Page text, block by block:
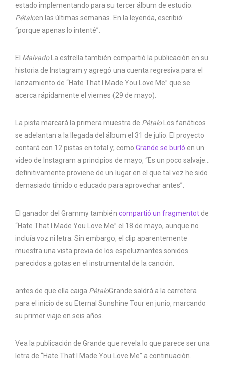
estado implementando para su tercer álbum de estudio.
Pétaloen las últimas semanas. En la leyenda, escribió:
“porque apenas lo intenté”.
El Malvado
La estrella también compartió la publicación en su
historia de Instagram y agregó una cuenta regresiva para el
lanzamiento de “Hate That I Made You Love Me” que se
acerca rápidamente el viernes (29 de mayo).
La pista marcará la primera muestra de Pétalo
Los fanáticos
se adelantan a la llegada del álbum el 31 de julio. El proyecto
contará con 12 pistas en total y, como Grande se burló en un
video de Instagram a principios de mayo, “Es un poco salvaje…
definitivamente proviene de un lugar en el que tal vez he sido
demasiado tímido o educado para aprovechar antes”.
El ganador del Grammy también compartió un fragmentot de
“Hate That I Made You Love Me” el 18 de mayo, aunque no
incluía voz ni letra. Sin embargo, el clip aparentemente
muestra una vista previa de los espeluznantes sonidos
parecidos a gotas en el instrumental de la canción.
antes de que ella caiga PétaloGrande saldrá a la carretera
para el inicio de su Eternal Sunshine Tour en junio, marcando
su primer viaje en seis años.
Vea la publicación de Grande que revela lo que parece ser una
letra de “Hate That I Made You Love Me” a continuación.